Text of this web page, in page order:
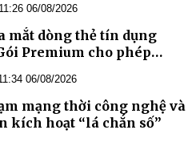
11:26 06/08/2026
mắt dòng thẻ tín dụng
Premium cho phép
06/08/2026
mạng thời công nghệ và
kích hoạt “lá chắn số”